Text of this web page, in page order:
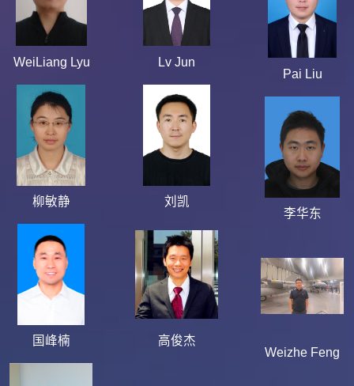
WeiLiang Lyu
Lv Jun
Pai Liu
柳敏静
刘凯
李华东
国峰楠
高俊杰
Weizhe Feng